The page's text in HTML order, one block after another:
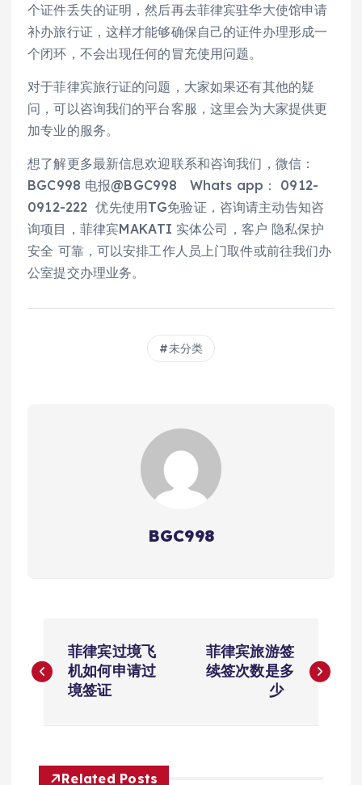
个证件丢失的证明，然后再去菲律宾驻华大使馆申请
补办旅行证，这样才能够确保自己的证件办理形成一
个闭环，不会出现任何的冒充使用问题。
对于菲律宾旅行证的问题，大家如果还有其他的疑
问，可以咨询我们的平台客服，这里会为大家提供更
加专业的服务。
想了解更多最新信息欢迎联系和咨询我们，微信：
BGC998 电报@BGC998 Whats app： 0912-
0912-222 优先使用TG免验证，咨询请主动告知咨
询项目，菲律宾MAKATI 实体公司，客户 隐私保护
安全 可靠，可以安排工作人员上门取件或前往我们办
公室提交办理业务。
未分类
BGC998
章
航
菲律宾过境飞
机如何申请过
境签证
菲律宾旅游签
续签次数是多
少
Related Posts